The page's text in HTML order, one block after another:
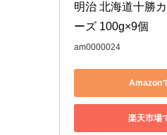
明治 北海道十勝
ーズ 100g×9個
am0000024
Amazon
楽天市場